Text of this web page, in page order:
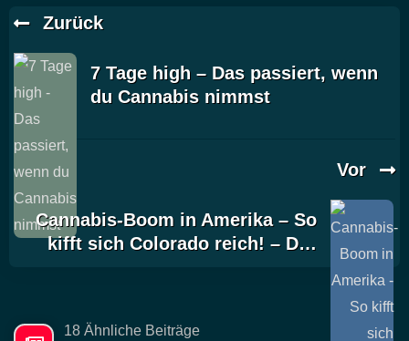
Zurück
7 Tage high – Das passiert, wenn
du Cannabis nimmst
Vor
Cannabis-Boom in Amerika – So
kifft sich Colorado reich! – D…
18 Ähnliche Beiträge